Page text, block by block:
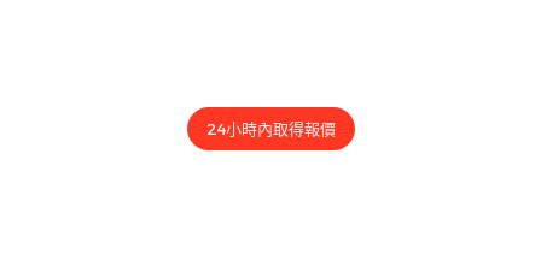
24小時內取得報價